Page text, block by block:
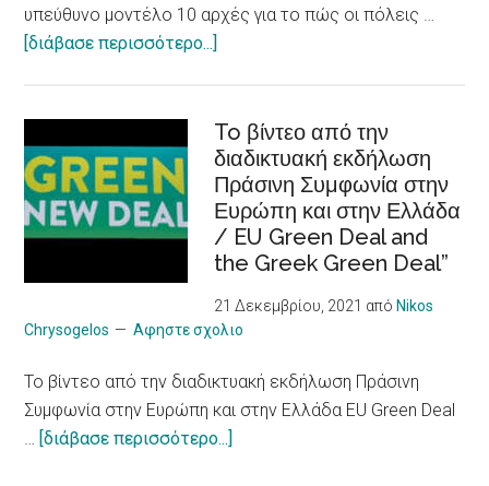
Social
of
people
with
chronic
Illness
υπεύθυνο μοντέλο 10 αρχές για το πώς οι πόλεις …
[διάβασε περισσότερο...]
φιλικών
στον
τουρισμό
πόλεων
για
πιο
υπεύθυνο
μοντέλο
10
principles
on
To βίντεο από την
διαδικτυακή εκδήλωση
Πράσινη Συμφωνία στην
Ευρώπη και στην Ελλάδα
/ EU Green Deal and
the Greek Green Deal”
21 Δεκεμβρίου, 2021 από Nikos
Chrysogelos
Αφηστε σχολιο
To βίντεο από την διαδικτυακή εκδήλωση Πράσινη
Συμφωνία στην Ευρώπη και στην Ελλάδα EU Green Deal
… [διάβασε περισσότερο...]